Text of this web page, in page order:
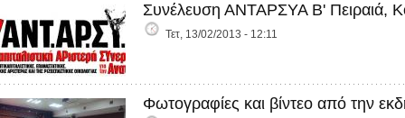
Συνέλευση ΑΝΤΑΡΣΥΑ Β' Πειραιά,
Τετ, 13/02/2013 - 12:11
Φωτογραφίες και βίντεο από την